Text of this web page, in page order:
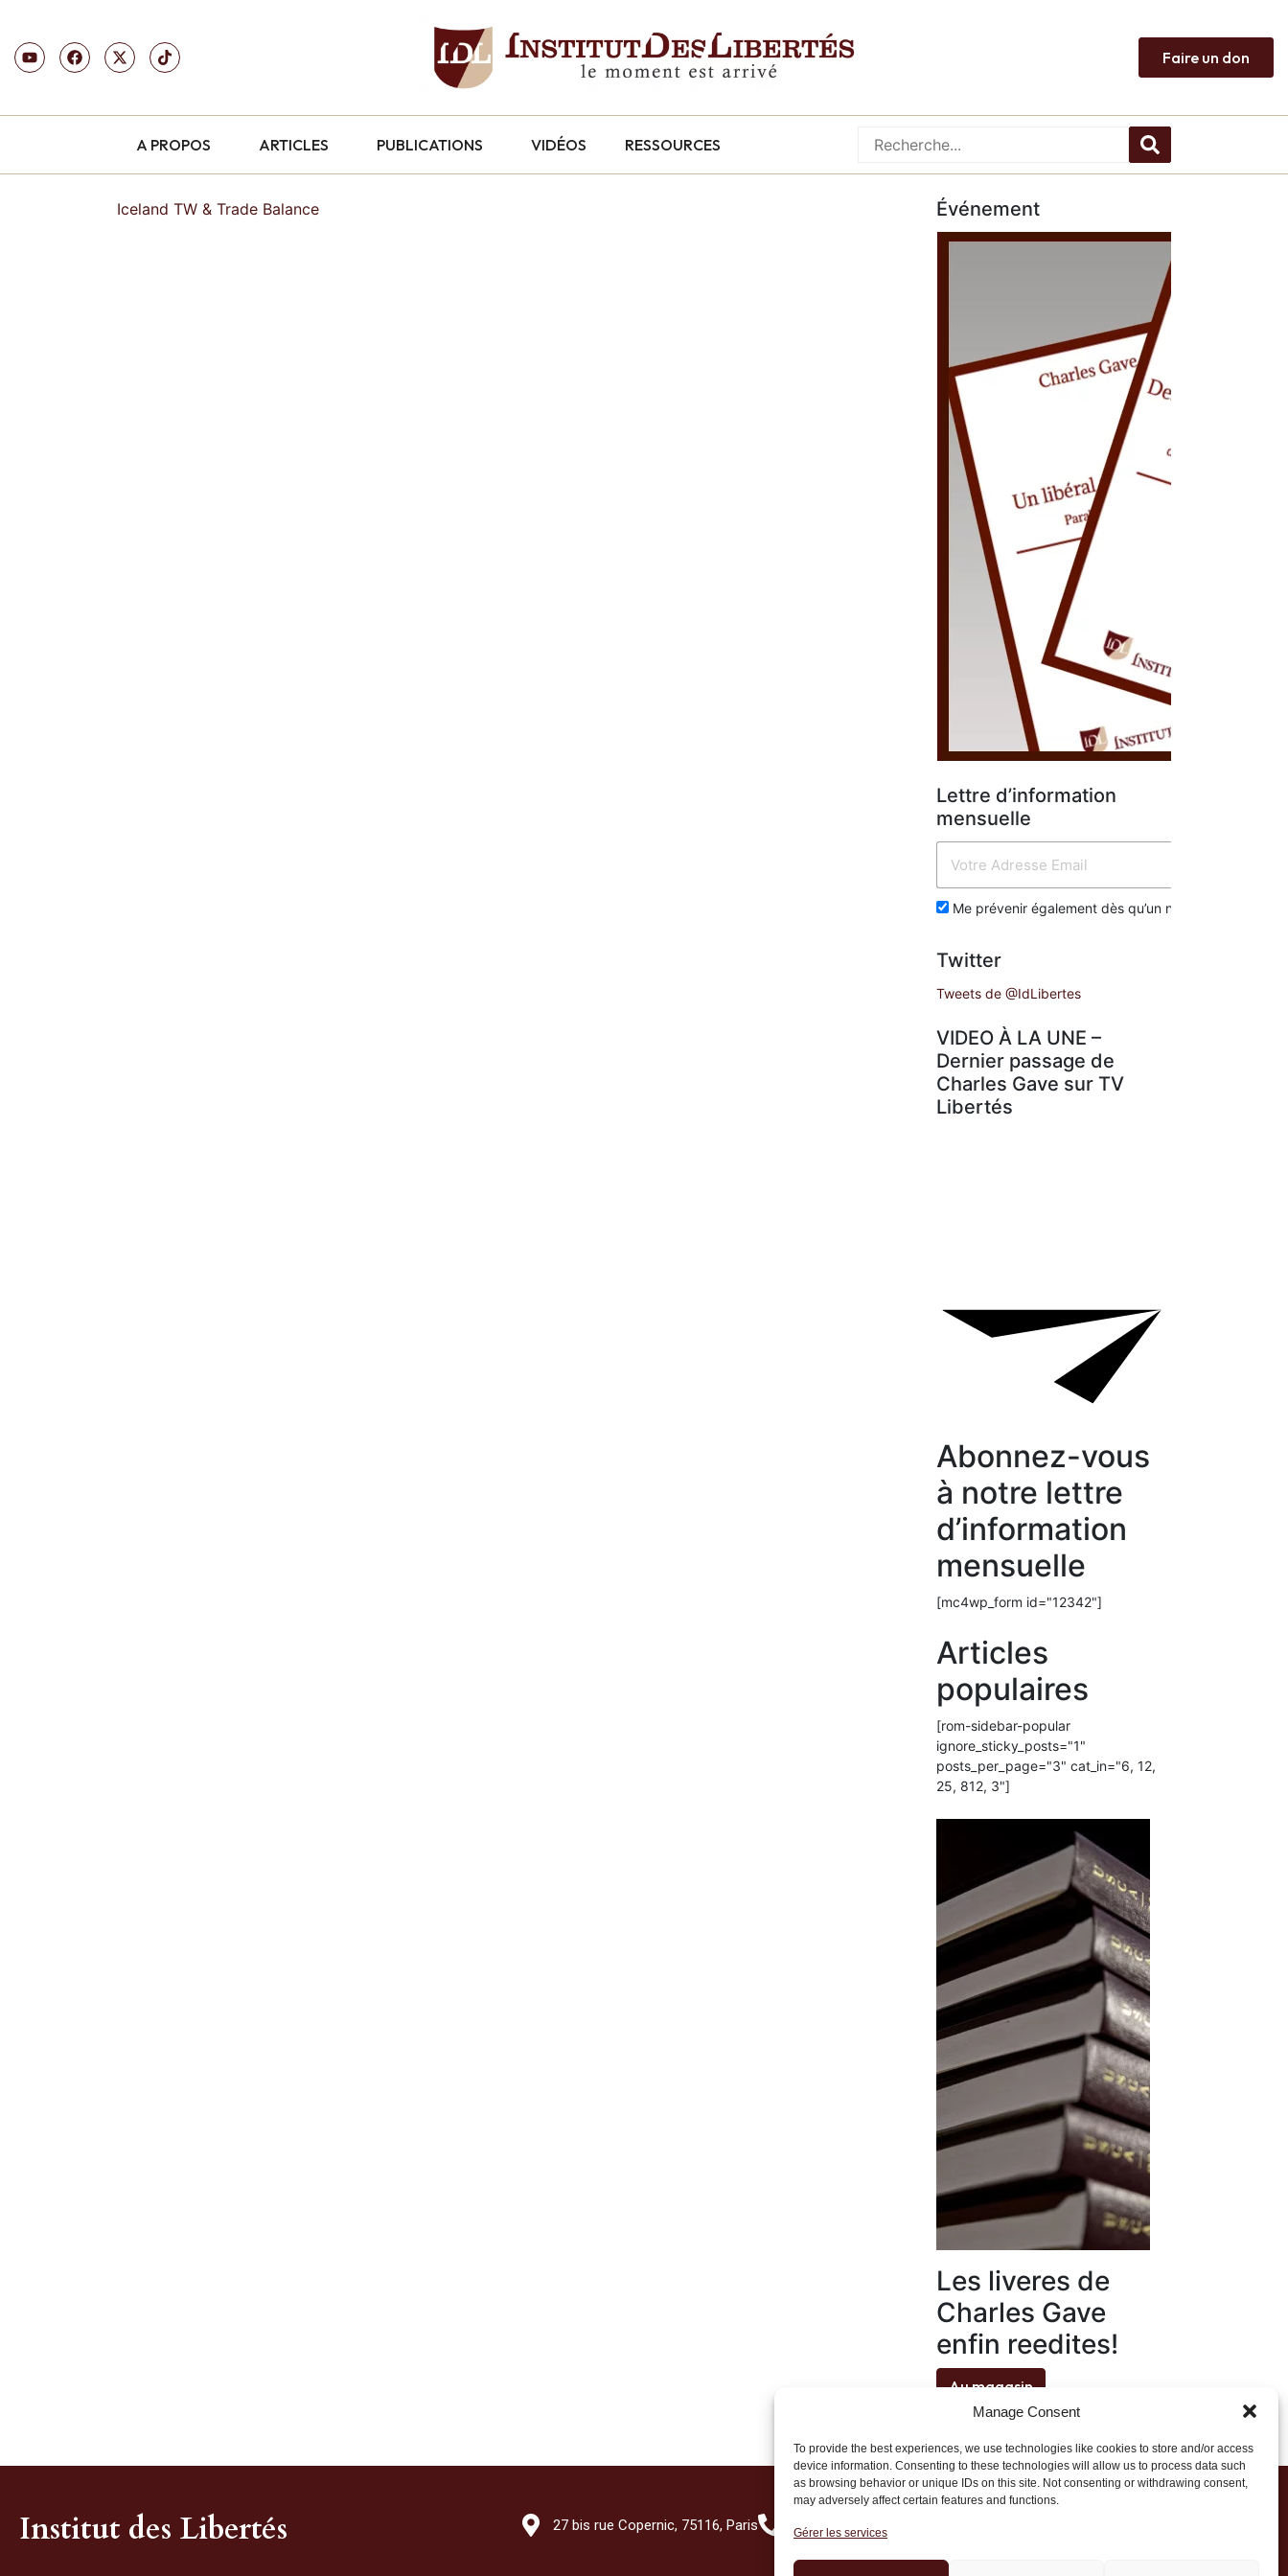
Manage Consent
To provide the best experiences, we use technologies like cookies to store and/or access
device information. Consenting to these technologies will allow us to process data such
as browsing behavior or unique IDs on this site. Not consenting or withdrawing consent,
may adversely affect certain features and functions.
Gérer les services
Faire un don
A PROPOS ARTICLES PUBLICATIONS VIDÉOS RESSOURCES
Iceland TW & Trade Balance Événement
Lettre d’information
mensuelle
Me prévenir également dès qu’un nouvel article est
Twitter
Tweets de @IdLibertes
VIDEO À LA UNE –
Dernier passage de
Charles Gave sur TV
Libertés
Abonnez-vous
à notre lettre
d’information
mensuelle
[mc4wp_form id="12342"]
Articles
populaires
[rom-sidebar-popular
ignore_sticky_posts="1"
posts_per_page="3" cat_in="6, 12,
25, 812, 3"]
Les liveres de
Charles Gave
enfin reedites!
Au magasin
Institut des Libertés 27 bis rue Copernic, 75116, Paris +33 (0)1 71 20 45 39